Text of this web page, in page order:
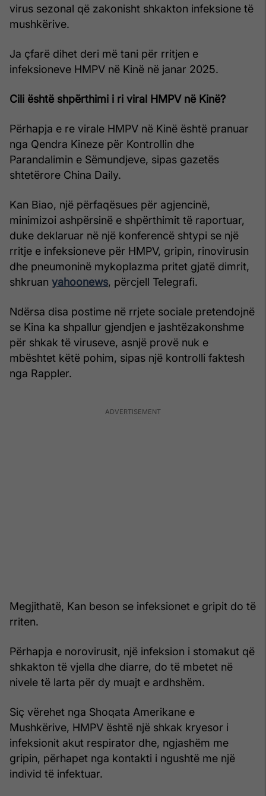
virus sezonal që zakonisht shkakton infeksione të
mushkërive.
Ja çfarë dihet deri më tani për rritjen e
infeksioneve HMPV në Kinë në janar 2025.
Cili është shpërthimi i ri viral HMPV në Kinë?
Përhapja e re virale HMPV në Kinë është pranuar
nga Qendra Kineze për Kontrollin dhe
Parandalimin e Sëmundjeve, sipas gazetës
shtetërore China Daily.
Kan Biao, një përfaqësues për agjencinë,
minimizoi ashpërsinë e shpërthimit të raportuar,
duke deklaruar në një konferencë shtypi se një
rritje e infeksioneve për HMPV, gripin, rinovirusin
dhe pneumoninë mykoplazma pritet gjatë dimrit,
shkruan yahoonews, përcjell Telegrafi.
Ndërsa disa postime në rrjete sociale pretendojnë
se Kina ka shpallur gjendjen e jashtëzakonshme
për shkak të viruseve, asnjë provë nuk e
mbështet këtë pohim, sipas një kontrolli faktesh
nga Rappler.
Megjithatë, Kan beson se infeksionet e gripit do të
rriten.
Përhapja e norovirusit, një infeksion i stomakut që
shkakton të vjella dhe diarre, do të mbetet në
nivele të larta për dy muajt e ardhshëm.
Siç vërehet nga Shoqata Amerikane e
Mushkërive, HMPV është një shkak kryesor i
infeksionit akut respirator dhe, ngjashëm me
gripin, përhapet nga kontakti i ngushtë me një
individ të infektuar.